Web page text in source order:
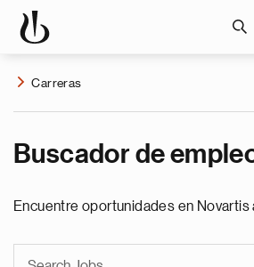
Carreras
Buscador de
Encuentre oportunidades en Novartis